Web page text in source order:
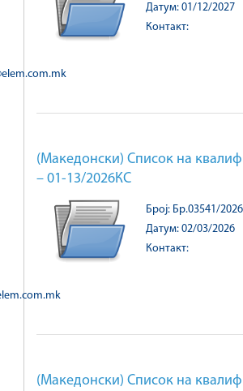
Датум: 01/12/2027
Контакт:
(Македонски) Список на
– 01-13/2026КС
Број: Бр.03541/
Датум: 02/03/2026
Контакт:
(Македонски) Список на